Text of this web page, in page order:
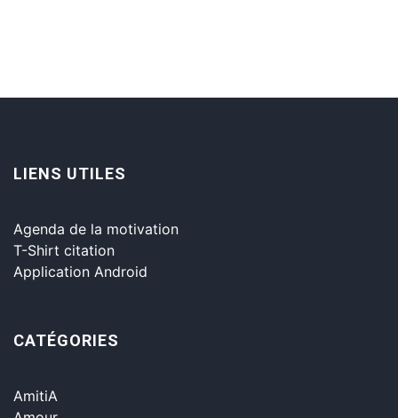
LIENS UTILES
Agenda de la motivation
T-Shirt citation
Application Android
CATÉGORIES
AmitiA